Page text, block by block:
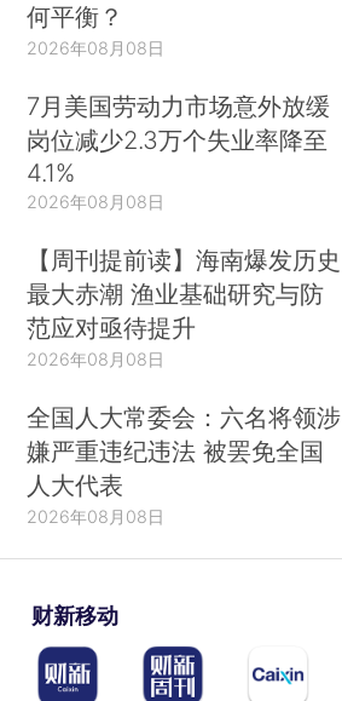
何平衡？
2026年08月08日
7月美国劳动力市场意外放缓
岗位减少2.3万个失业率降至
4.1%
2026年08月08日
【周刊提前读】海南爆发历史
最大赤潮 渔业基础研究与防
范应对亟待提升
2026年08月08日
全国人大常委会：六名将领涉
嫌严重违纪违法 被罢免全国
人大代表
2026年08月08日
财新移动